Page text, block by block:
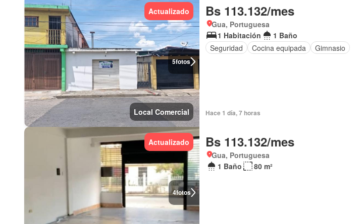
5fotos
Actualizado
Local Comercial
Bs 113.132/mes
Gua, Portuguesa
1 Habitación
1 Baño
Seguridad
Cocina equipada Gimnasio
Hace 1 día, 7 horas
4fotos
Actualizado Bs 113.132/mes
Gua, Portuguesa
1 Baño
80 m²